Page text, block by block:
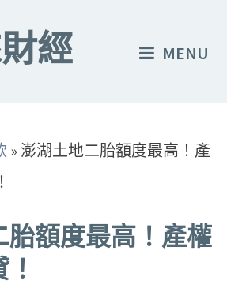
經 MENU
» 澎湖土地二胎額度最高！產
額度最高！產權